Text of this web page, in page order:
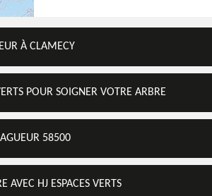
À CLAMECY
POUR SOIGNER VOTRE ARBRE
58500
AVEC HJ ESPACES VERTS